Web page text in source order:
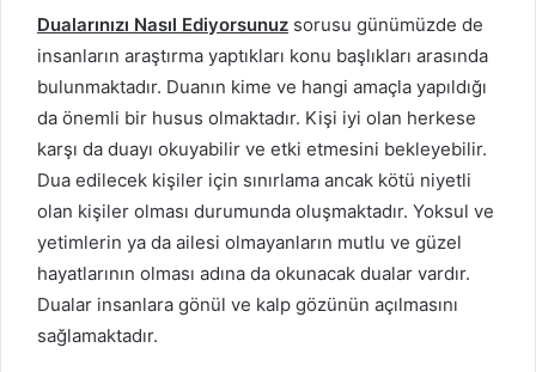
Dualarınızı Nasıl Ediyorsunuz sorusu günümüzde de
insanların araştırma yaptıkları konu başlıkları arasında
bulunmaktadır. Duanın kime ve hangi amaçla yapıldığı
da önemli bir husus olmaktadır. Kişi iyi olan herkese
karşı da duayı okuyabilir ve etki etmesini bekleyebilir.
Dua edilecek kişiler için sınırlama ancak kötü niyetli
olan kişiler olması durumunda oluşmaktadır. Yoksul ve
yetimlerin ya da ailesi olmayanların mutlu ve güzel
hayatlarının olması adına da okunacak dualar vardır.
Dualar insanlara gönül ve kalp gözünün açılmasını
sağlamaktadır.